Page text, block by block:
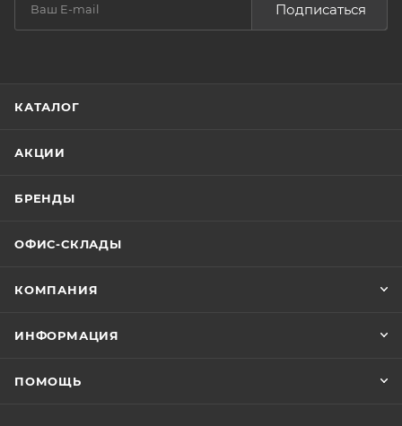
Подписаться
КАТАЛОГ
АКЦИИ
БРЕНДЫ
ОФИС-СКЛАДЫ
КОМПАНИЯ
ИНФОРМАЦИЯ
ПОМОЩЬ